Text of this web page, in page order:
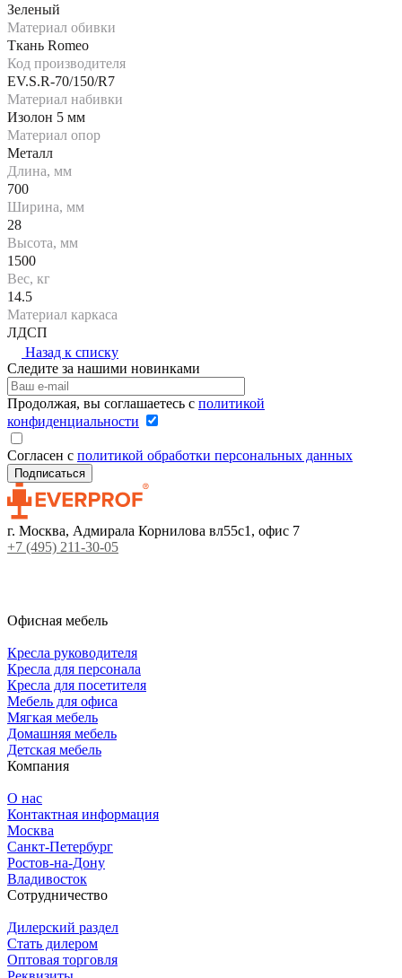
Зеленый
Материал обивки
Ткань Romeo
Код производителя
EV.S.R-70/150/R7
Материал набивки
Изолон 5 мм
Материал опор
Металл
Длина, мм
700
Ширина, мм
28
Высота, мм
1500
Вес, кг
14.5
Материал каркаса
ЛДСП
Назад к списку
Следите за нашими новинками
Продолжая, вы соглашаетесь с политикой
конфиденциальности
Согласен с политикой обработки персональных данных
г. Москва, Адмирала Корнилова вл55с1, офис 7
+7 (495) 211-30-05
Офисная мебель
Кресла руководителя
Кресла для персонала
Кресла для посетителя
Мебель для офиса
Мягкая мебель
Домашняя мебель
Детская мебель
Компания
О нас
Контактная информация
Москва
Санкт-Петербург
Ростов-на-Дону
Владивосток
Сотрудничество
Дилерский раздел
Стать дилером
Оптовая торговля